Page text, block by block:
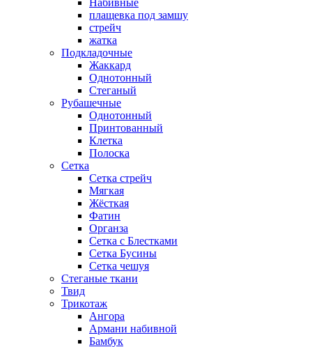
Набивные
плащевка под замшу
стрейч
жатка
Подкладочные
Жаккард
Однотонный
Стеганый
Рубашечные
Однотонный
Принтованный
Клетка
Полоска
Сетка
Сетка стрейч
Мягкая
Жёсткая
Фатин
Органза
Сетка с Блестками
Сетка Бусины
Сетка чешуя
Стеганые ткани
Твид
Трикотаж
Ангора
Армани набивной
Бамбук